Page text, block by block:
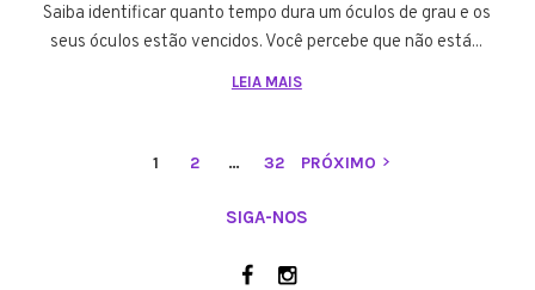
Saiba identificar quanto tempo dura um óculos de grau e os
seus óculos estão vencidos. Você percebe que não está...
LEIA MAIS
1 2 … 32 PRÓXIMO
SIGA-NOS